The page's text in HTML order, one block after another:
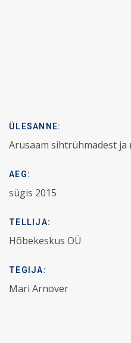
ÜLESANNE:
Arusaam sihtrühmadest
AEG:
sügis 2015
TELLIJA:
Hõbekeskus OÜ
TEGIJA:
Mari Arnover